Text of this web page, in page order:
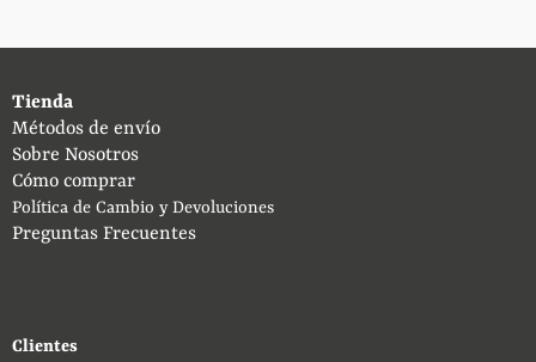
Tienda
Métodos de envío
Sobre Nosotros
Cómo comprar
Política de Cambio y Devoluciones
Preguntas Frecuentes
Clientes